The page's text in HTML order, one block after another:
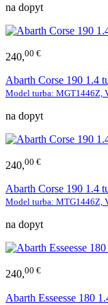
na dopyt
240,00 €
Abarth Corse 190 1.4
Model turba: MGT1446Z,
na dopyt
240,00 €
Abarth Corse 190 1.4
Model turba: MTG1446Z,
na dopyt
240,00 €
Abarth Esseesse 180